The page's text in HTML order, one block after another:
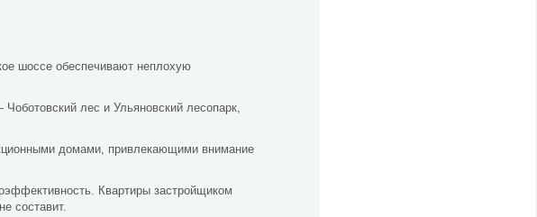
шоссе обеспечивают неплохую
лес и Ульяновский лесопарк,
домами, привлекающими внимание
Квартиры застройщиком
составит.